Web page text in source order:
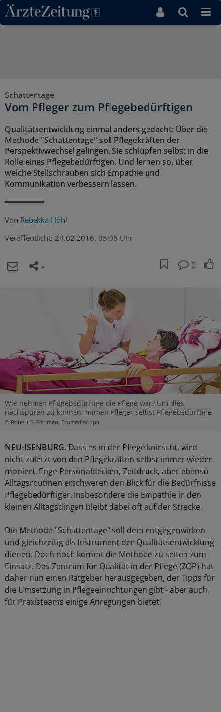
Direkt zum Inhaltsbereich
Schattentage
Vom Pfleger zum Pflegebedürftigen
Qualitätsentwicklung einmal anders gedacht: Über die
Methode "Schattentage" soll Pflegekräften der
Perspektivwechsel gelingen. Sie schlüpfen selbst in die
Rolle eines Pflegebedürftigen. Und lernen so, über
welche Stellschrauben sich Empathie und
Kommunikation verbessern lassen.
Von Rebekka Höhl
Veröffentlicht: 24.02.2016, 05:06 Uhr
0
Wie nehmen Pflegebedürftige die Pflege war? Um dies
nachspüren zu können, mimen Pfleger selbst Pflegebedürftige.
© Robert B. Fishman, Ecomedia/ dpa
NEU-ISENBURG. Dass es in der Pflege knirscht, wird
nicht zuletzt von den Pflegekräften selbst immer wieder
moniert. Enge Personaldecken, Zeitdruck, aber ebenso
Alltagsroutinen erschweren den Blick für die Bedürfnisse
Pflegebedürftiger. Insbesondere die Empathie in den
kleinen Alltagsdingen bleibt dabei oft auf der Strecke.
Die Methode "Schattentage" soll dem entgegenwirken
und gleichzeitig als Instrument der Qualitätsentwicklung
dienen. Doch noch kommt die Methode zu selten zum
Einsatz. Das Zentrum für Qualität in der Pflege (ZQP) hat
daher nun einen Ratgeber herausgegeben, der Tipps für
die Umsetzung in Pflegeeinrichtungen gibt - aber auch
für Praxisteams einige Anregungen bietet.